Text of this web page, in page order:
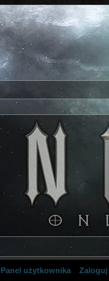
Panel użytkownika Zaloguj